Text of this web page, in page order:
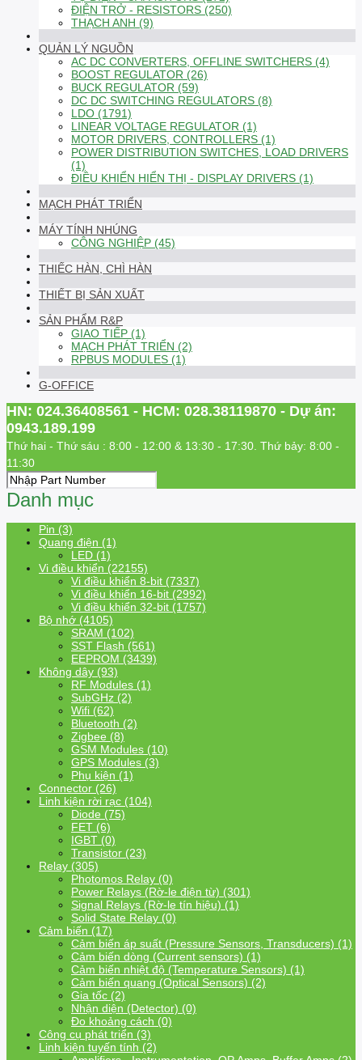
ĐIỆN TRỞ - RESISTORS (250)
THẠCH ANH (9)
QUẢN LÝ NGUỒN
AC DC CONVERTERS, OFFLINE SWITCHERS (4)
BOOST REGULATOR (26)
BUCK REGULATOR (59)
DC DC SWITCHING REGULATORS (8)
LDO (1791)
LINEAR VOLTAGE REGULATOR (1)
MOTOR DRIVERS, CONTROLLERS (1)
POWER DISTRIBUTION SWITCHES, LOAD DRIVERS
(1)
ĐIỀU KHIỂN HIỂN THỊ - DISPLAY DRIVERS (1)
MẠCH PHÁT TRIỂN
MÁY TÍNH NHÚNG
CÔNG NGHIỆP (45)
THIẾC HÀN, CHÌ HÀN
THIẾT BỊ SẢN XUẤT
SẢN PHẨM R&P
GIAO TIẾP (1)
MẠCH PHÁT TRIỂN (2)
RPBUS MODULES (1)
G-OFFICE
HN: 024.36408561 - HCM: 028.38119870 - Dự án:
0943.189.199
Thứ hai - Thứ sáu : 8:00 - 12:00 & 13:30 - 17:30. Thứ bảy: 8:00 -
11:30
Danh mục
Pin (3)
Quang điện (1)
LED (1)
Vi điều khiển (22155)
Vi điều khiển 8-bit (7337)
Vi điều khiển 16-bit (2992)
Vi điều khiển 32-bit (1757)
Bộ nhớ (4105)
SRAM (102)
SST Flash (561)
EEPROM (3439)
Không dây (93)
RF Modules (1)
SubGHz (2)
Wifi (62)
Bluetooth (2)
Zigbee (8)
GSM Modules (10)
GPS Modules (3)
Phụ kiện (1)
Connector (26)
Linh kiện rời rạc (104)
Diode (75)
FET (6)
IGBT (0)
Transistor (23)
Relay (305)
Photomos Relay (0)
Power Relays (Rờ-le điện từ) (301)
Signal Relays (Rờ-le tín hiệu) (1)
Solid State Relay (0)
Cảm biến (17)
Cảm biến áp suất (Pressure Sensors, Transducers) (1)
Cảm biến dòng (Current sensors) (1)
Cảm biến nhiệt độ (Temperature Sensors) (1)
Cảm biến quang (Optical Sensors) (2)
Gia tốc (2)
Nhận diện (Detector) (0)
Đo khoảng cách (0)
Công cụ phát triển (3)
Linh kiện tuyến tính (2)